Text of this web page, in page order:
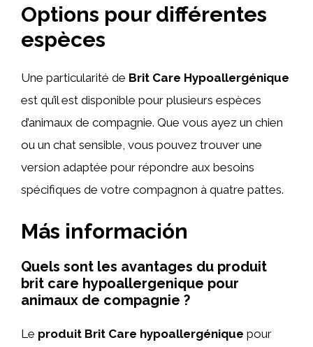
Options pour différentes
espèces
Une particularité de Brit Care Hypoallergénique
est qu’il est disponible pour plusieurs espèces
d’animaux de compagnie. Que vous ayez un chien
ou un chat sensible, vous pouvez trouver une
version adaptée pour répondre aux besoins
spécifiques de votre compagnon à quatre pattes.
Más información
Quels sont les avantages du produit
brit care hypoallergenique pour
animaux de compagnie ?
Le produit Brit Care hypoallergénique pour